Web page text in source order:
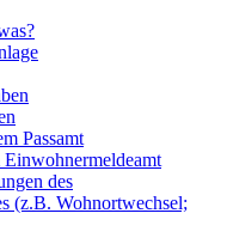
Passamt
des
(z.B. Wohnortwechsel;